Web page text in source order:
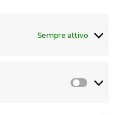
Sempre attivo